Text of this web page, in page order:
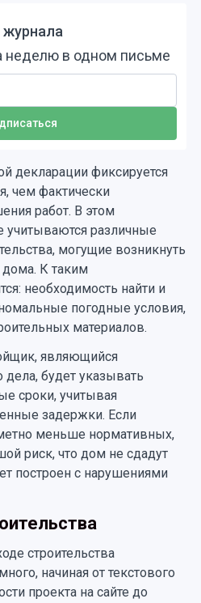
неделю в одном письме
декларации фиксируется
чем фактически
работ. В этом
различные
могущие возникнуть
К таким
необходимость найти и
погодные условия,
материалов.
являющийся
будет указывать
сроки, учитывая
задержки. Если
меньше нормативных,
риск, что дом не сдадут
построен с нарушениями
строительства
начиная от текстового
проекта на сайте до